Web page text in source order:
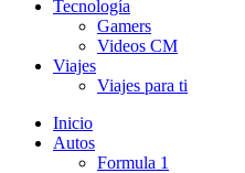
Tecnología
Gamers
Videos CM
Viajes
Viajes para ti
Inicio
Autos
Formula 1